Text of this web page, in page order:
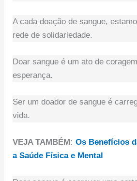
A cada doação de sangue,
rede de solidariedade.
Doar sangue é um ato de
esperança.
Ser um doador de sangue é
vida.
VEJA TAMBÉM:Os Benefícios
a Saúde Física e Mental